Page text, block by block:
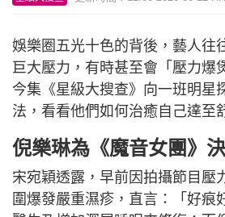
娛樂圈五光十色的背後，藝人往
巨大壓力，有時甚至會「壓力爆
今集《星級大搜查》向一班明星
法，看看他們如何治癒自己達至
倪樂琳為《魔音女團》
宋宛穎透露，早前因拍攝節目壓
圍爆發嚴重濕疹，直言：「好痕